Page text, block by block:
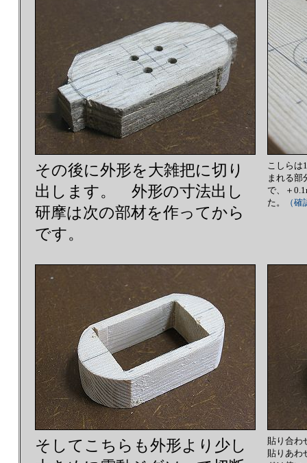
その後に外形を大雑把に切り
出します。 外形の寸法出し
研摩は次の部材を作ってから
です。
こしらは
まれる部
で、＋
た。
（
そしてこちらも外形より少し
貼り合わ
貼りあわ